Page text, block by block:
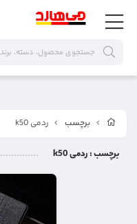
برچسب ردمی k50
برچسب: ردمی k50